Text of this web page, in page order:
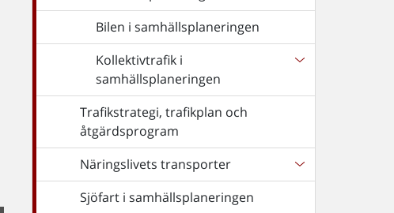
Bilen i samhällsplaneringen
Kollektivtrafik i
samhällsplaneringen
Trafikstrategi, trafikplan och
åtgärdsprogram
Näringslivets transporter
Sjöfart i samhällsplaneringen